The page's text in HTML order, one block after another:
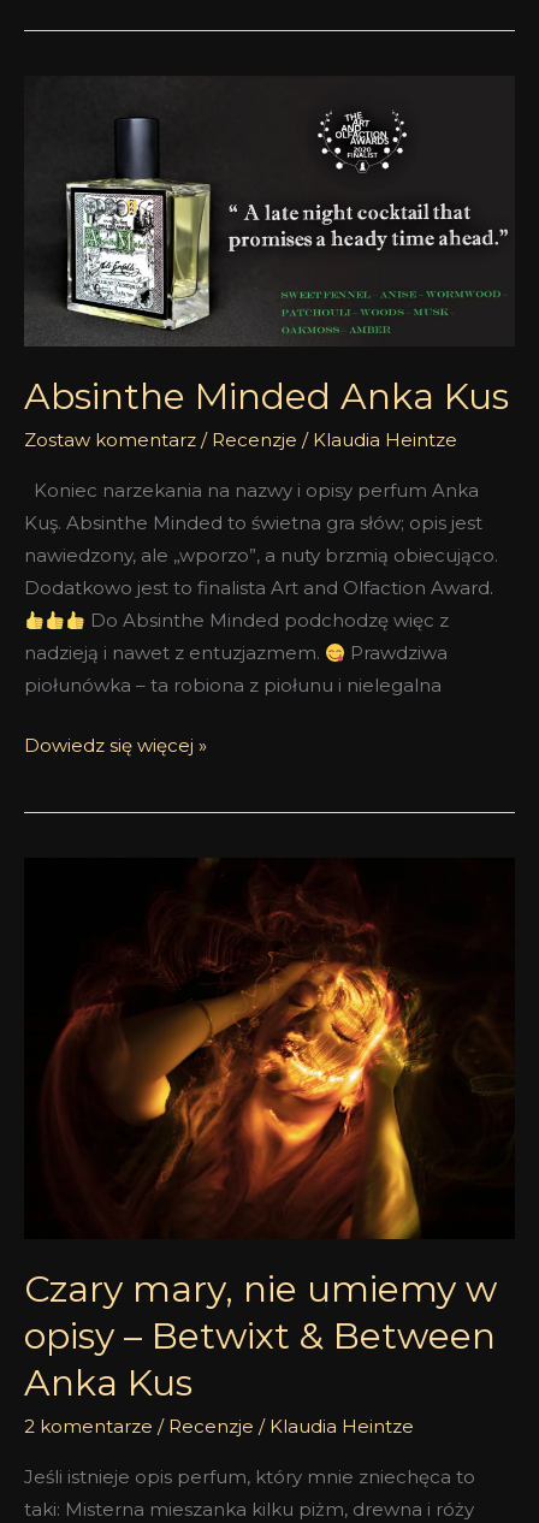
Absinthe Minded Anka Kus
Zostaw komentarz / Recenzje / Klaudia Heintze
Koniec narzekania na nazwy i opisy perfum Anka
Kuş. Absinthe Minded to świetna gra słów; opis jest
nawiedzony, ale „wporzo”, a nuty brzmią obiecująco.
Dodatkowo jest to finalista Art and Olfaction Award.
Do Absinthe Minded podchodzę więc z
nadzieją i nawet z entuzjazmem.
Prawdziwa
piołunówka – ta robiona z piołunu i nielegalna
Dowiedz się więcej »
Czary mary, nie umiemy w
opisy – Betwixt & Between
Anka Kus
2 komentarze / Recenzje / Klaudia Heintze
Jeśli istnieje opis perfum, który mnie zniechęca to
taki: Misterna mieszanka kilku piżm, drewna i róży
opisy